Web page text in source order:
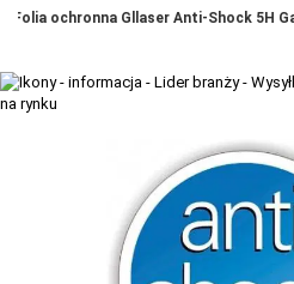
ZEGARKI DLA DZIECI GARMIN
TACX
ELITE
RAM MOUNTS
Folia ochronna Gllaser Anti-Shock 5H